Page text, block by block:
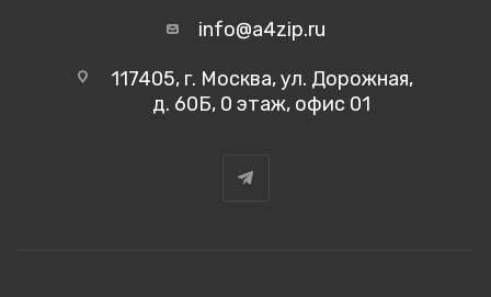
info@a4zip.ru
117405, г. Москва, ул. Дорожная,
д. 60Б, 0 этаж, офис 01